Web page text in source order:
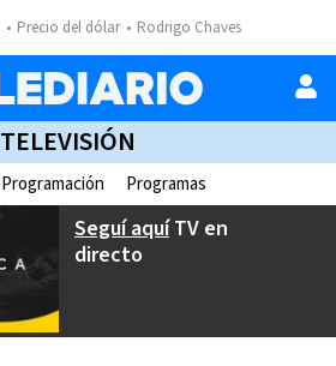
Precio del dólar Rodrigo Chaves
TELEVISIÓN
Programación Programas
Seguí aquíTV en
directo